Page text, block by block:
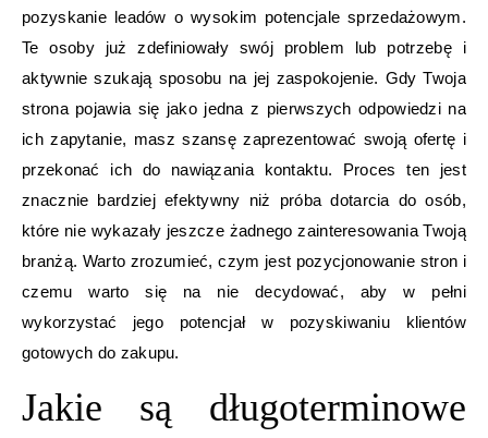
pozyskanie leadów o wysokim potencjale sprzedażowym.
Te osoby już zdefiniowały swój problem lub potrzebę i
aktywnie szukają sposobu na jej zaspokojenie. Gdy Twoja
strona pojawia się jako jedna z pierwszych odpowiedzi na
ich zapytanie, masz szansę zaprezentować swoją ofertę i
przekonać ich do nawiązania kontaktu. Proces ten jest
znacznie bardziej efektywny niż próba dotarcia do osób,
które nie wykazały jeszcze żadnego zainteresowania Twoją
branżą. Warto zrozumieć, czym jest pozycjonowanie stron i
czemu warto się na nie decydować, aby w pełni
wykorzystać jego potencjał w pozyskiwaniu klientów
gotowych do zakupu.
Jakie są długoterminowe